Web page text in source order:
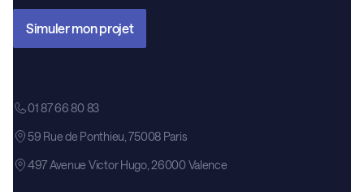
Simuler mon projet
01 87 66 80 83
59 Rue de Ponthieu, 75008 Paris
497 Avenue Victor Hugo, 26000 Valence